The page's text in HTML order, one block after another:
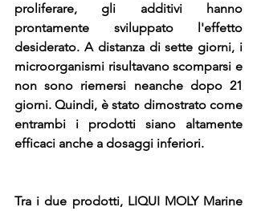
proliferare, gli additivi hanno
prontamente sviluppato l'effetto
desiderato. A distanza di sette giorni, i
microorganismi risultavano scomparsi e
non sono riemersi neanche dopo 21
giorni. Quindi, è stato dimostrato come
entrambi i prodotti siano altamente
efficaci anche a dosaggi inferiori.
Tra i due prodotti, LIQUI MOLY Marine